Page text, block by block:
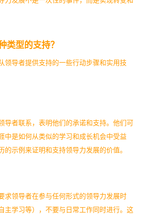
类型的支持？
领导者提供支持的一些行动步骤和实用技
导者联系，表明他们的承诺和支持。他们可
中是如何从类似的学习和成长机会中受益
的示例来证明和支持领导力发展的价值。
求领导者在参与任何形式的领导力发展时
主学习等），不要与日常工作同时进行。这